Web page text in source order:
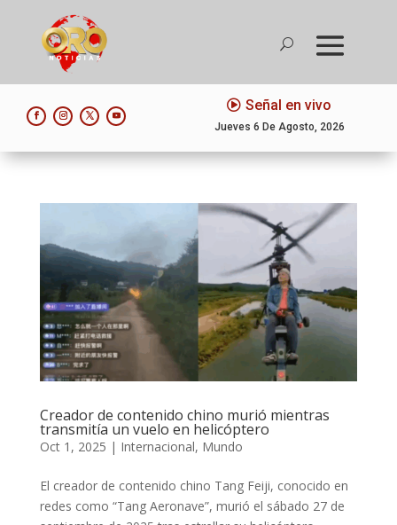
Señal en vivo
Jueves 6 De Agosto, 2026
Creador de contenido chino murió mientras
transmitía un vuelo en helicóptero
Oct 1, 2025 | Internacional, Mundo
El creador de contenido chino Tang Feiji, conocido en
redes como “Tang Aeronave”, murió el sábado 27 de